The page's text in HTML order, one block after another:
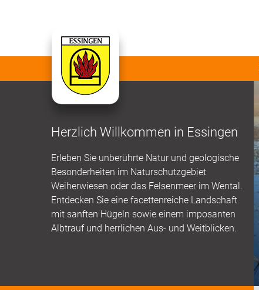
Herzlich Willkommen in Essingen
Erleben Sie unberührte Natur und geologische
Besonderheiten im Naturschutzgebiet
Weiherwiesen oder das Felsenmeer im Wental.
Entdecken Sie eine facettenreiche Landschaft
mit sanften Hügeln sowie einem imposanten
Albtrauf und herrlichen Aus- und Weitblicken.